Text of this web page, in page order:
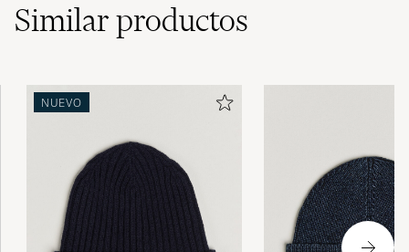
Similarproductos
NUEVO